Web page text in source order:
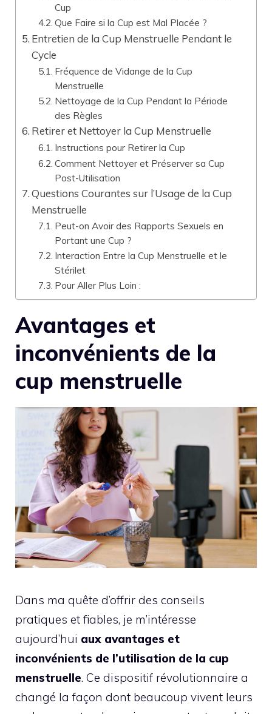
Cup
Que Faire si la Cup est Mal Placée ?
Entretien de la Cup Menstruelle Pendant le
Cycle
Fréquence de Vidange de la Cup
Menstruelle
Nettoyage de la Cup Pendant la Période
des Règles
Retirer et Nettoyer la Cup Menstruelle
Instructions pour Retirer la Cup
Comment Nettoyer et Préserver sa Cup
Post-Utilisation
Questions Courantes sur l’Usage de la Cup
Menstruelle
Peut-on Avoir des Rapports Sexuels en
Portant une Cup ?
Interaction Entre la Cup Menstruelle et le
Stérilet
Pour Aller Plus Loin :
Avantages et
inconvénients de la
cup menstruelle
Dans ma quête d’offrir des conseils
pratiques et fiables, je m’intéresse
aujourd’hui aux avantages et
inconvénients de l’utilisation de la cup
menstruelle. Ce dispositif révolutionnaire a
changé la façon dont beaucoup vivent leurs